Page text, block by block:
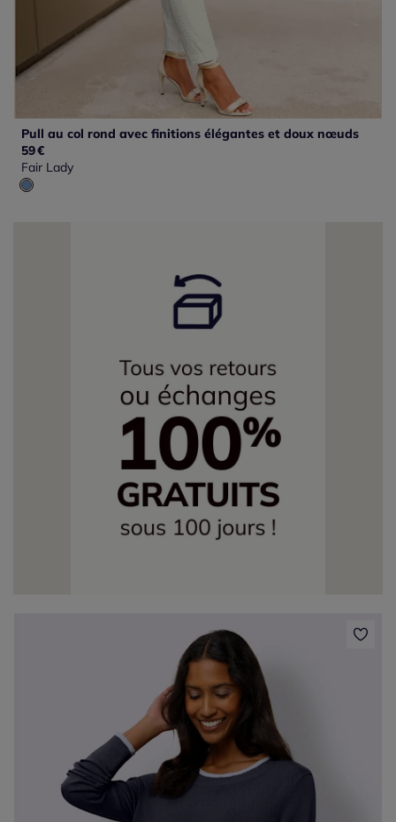
Pull au col rond avec finitions élégantes et doux nœuds
59€
Fair Lady